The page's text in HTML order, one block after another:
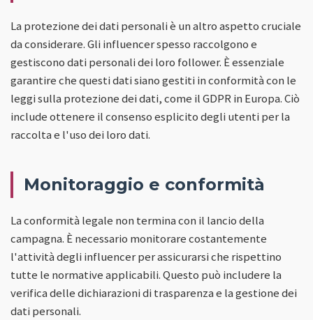
La protezione dei dati personali è un altro aspetto cruciale
da considerare. Gli influencer spesso raccolgono e
gestiscono dati personali dei loro follower. È essenziale
garantire che questi dati siano gestiti in conformità con le
leggi sulla protezione dei dati, come il GDPR in Europa. Ciò
include ottenere il consenso esplicito degli utenti per la
raccolta e l'uso dei loro dati.
Monitoraggio e conformità
La conformità legale non termina con il lancio della
campagna. È necessario monitorare costantemente
l'attività degli influencer per assicurarsi che rispettino
tutte le normative applicabili. Questo può includere la
verifica delle dichiarazioni di trasparenza e la gestione dei
dati personali.